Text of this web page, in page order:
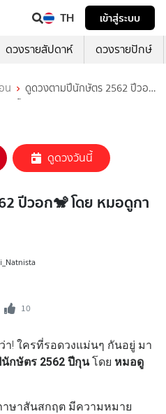
TH
เข้าสู่ระบบ
ดวงรายสัปดาห์ ดวงรายปักษ์
น
ดูดวงตามปีนักษัตร 2562 ปีวอก
ศิลป์
ดูดวงวันนี้
ปีวอก🐒 โดย หมอดูกา
10
า! ใครที่รอดวงแม่นๆ กันอยู่ มา
กษัตร 2562 ปีกุนโดย หมอดู
ษาสันสกฤต มีความหมาย